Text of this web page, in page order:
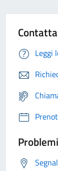
Leggi